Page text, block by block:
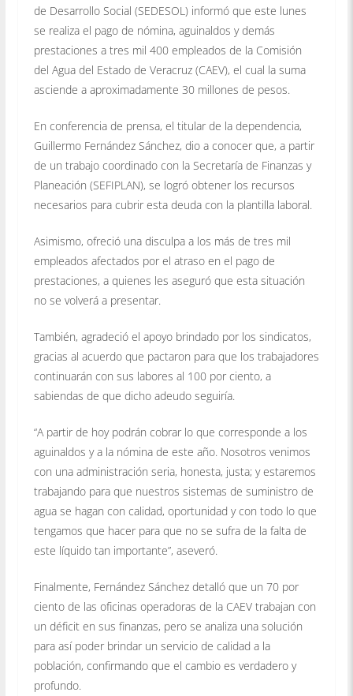
de Desarrollo Social (SEDESOL) informó que este lunes
se realiza el pago de nómina, aguinaldos y demás
prestaciones a tres mil 400 empleados de la Comisión
del Agua del Estado de Veracruz (CAEV), el cual la suma
asciende a aproximadamente 30 millones de pesos.
En conferencia de prensa, el titular de la dependencia,
Guillermo Fernández Sánchez, dio a conocer que, a partir
de un trabajo coordinado con la Secretaría de Finanzas y
Planeación (SEFIPLAN), se logró obtener los recursos
necesarios para cubrir esta deuda con la plantilla laboral.
Asimismo, ofreció una disculpa a los más de tres mil
empleados afectados por el atraso en el pago de
prestaciones, a quienes les aseguró que esta situación
no se volverá a presentar.
También, agradeció el apoyo brindado por los sindicatos,
gracias al acuerdo que pactaron para que los trabajadores
continuarán con sus labores al 100 por ciento, a
sabiendas de que dicho adeudo seguiría.
“A partir de hoy podrán cobrar lo que corresponde a los
aguinaldos y a la nómina de este año. Nosotros venimos
con una administración seria, honesta, justa; y estaremos
trabajando para que nuestros sistemas de suministro de
agua se hagan con calidad, oportunidad y con todo lo que
tengamos que hacer para que no se sufra de la falta de
este líquido tan importante”, aseveró.
Finalmente, Fernández Sánchez detalló que un 70 por
ciento de las oficinas operadoras de la CAEV trabajan con
un déficit en sus finanzas, pero se analiza una solución
para así poder brindar un servicio de calidad a la
población, confirmando que el cambio es verdadero y
profundo.